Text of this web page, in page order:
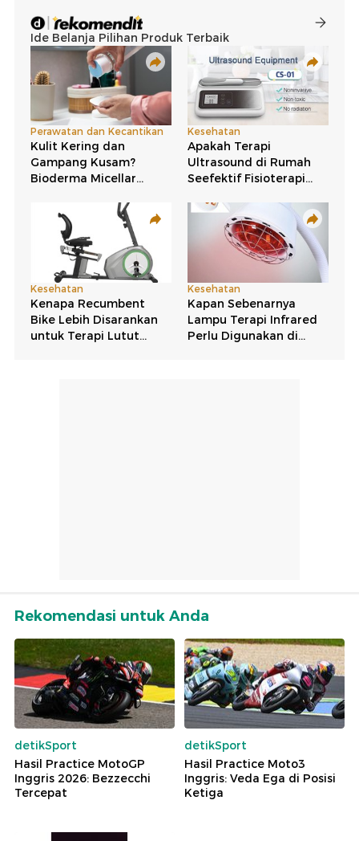
Rekomendasi untuk Anda
detikSport
Hasil Practice MotoGP
Inggris 2026: Bezzecchi
Tercepat
detikSport
Hasil Practice Moto3
Inggris: Veda Ega di Posisi
Ketiga